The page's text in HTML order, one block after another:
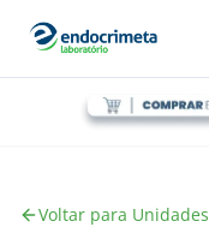
Voltar para Unidades